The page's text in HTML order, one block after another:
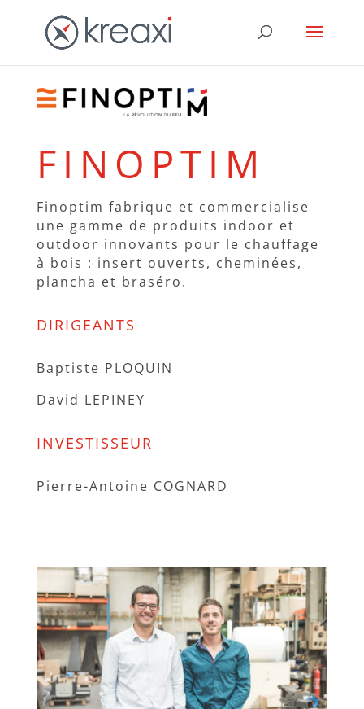
FINOPTIM
Finoptim fabrique et commercialise
une gamme de produits indoor et
outdoor innovants pour le chauffage
à bois : insert ouverts, cheminées,
plancha et braséro.
DIRIGEANTS
Baptiste PLOQUIN
David LEPINEY
INVESTISSEUR
Pierre-Antoine COGNARD